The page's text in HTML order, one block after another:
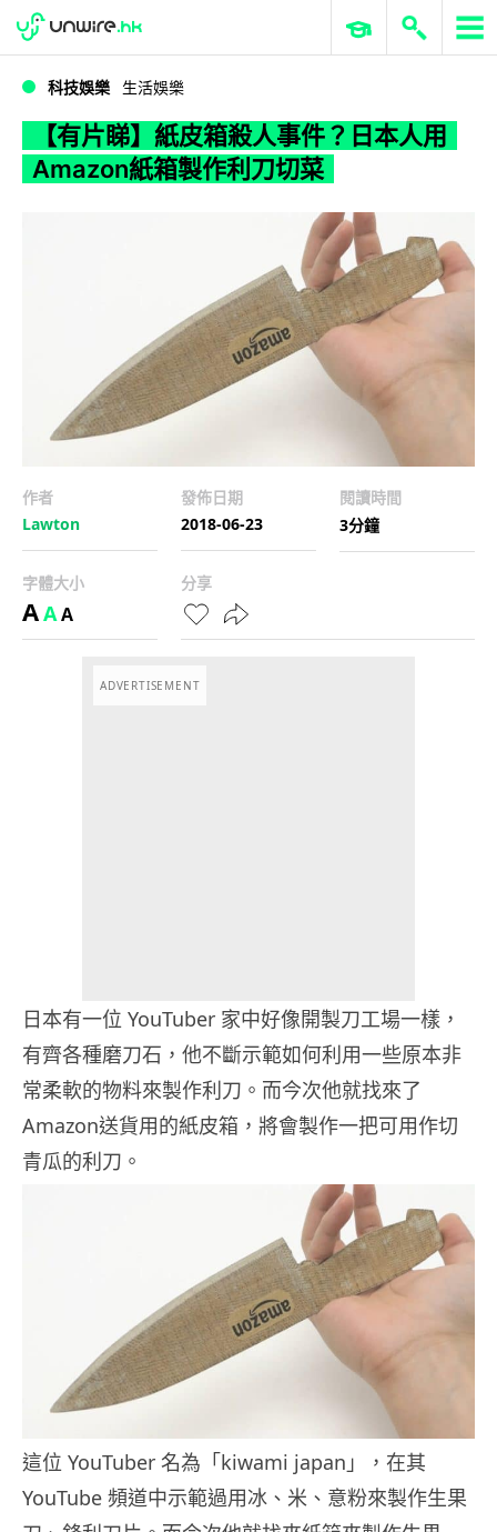
WWDC 2026 ERP 與商業 AI
科技娛樂 生活娛樂
【有片睇】紙皮箱殺人事件？日本人用
Amazon紙箱製作利刀切菜
作者
Lawton
發佈日期
2018-06-23
閱讀時間
3分鐘
字體大小
AAA
分享
ADVERTISEMENT
日本有一位 YouTuber 家中好像開製刀工場一樣，
有齊各種磨刀石，他不斷示範如何利用一些原本非
常柔軟的物料來製作利刀。而今次他就找來了
Amazon送貨用的紙皮箱，將會製作一把可用作切
青瓜的利刀。
這位 YouTuber 名為「kiwami japan」，在其
YouTube 頻道中示範過用冰、米、意粉來製作生果